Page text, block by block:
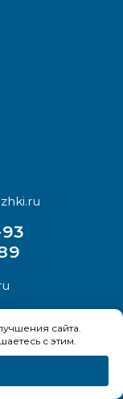
сайта.
с этим.